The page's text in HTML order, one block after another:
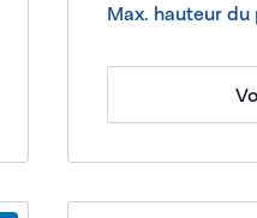
Max. hauteur du